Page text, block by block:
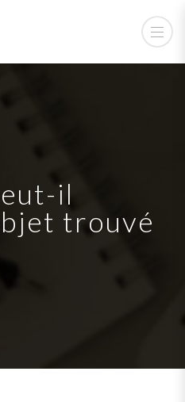
il
trouvé